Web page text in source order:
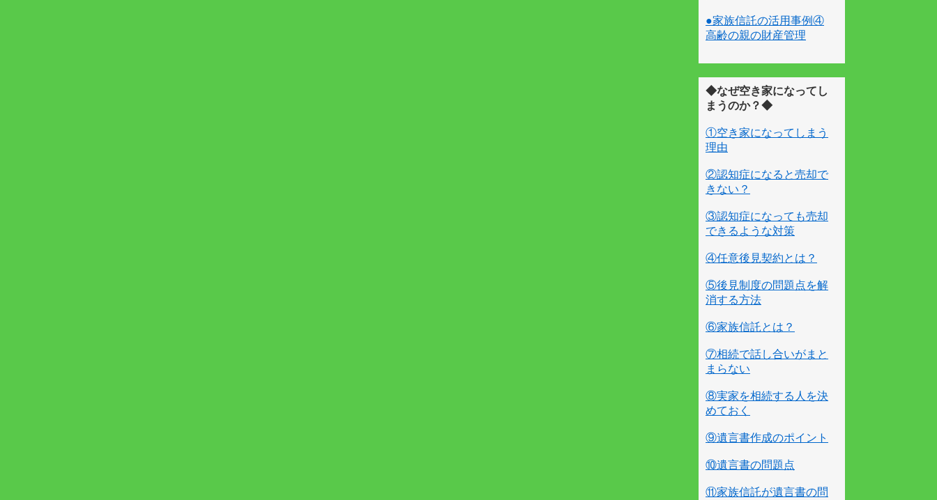
●家族信託の活用事例④
高齢の親の財産管理
◆なぜ空き家になってし
まうのか？◆
①空き家になってしまう
理由
②認知症になると売却で
きない？
③認知症になっても売却
できるような対策
④任意後見契約とは？
⑤後見制度の問題点を解
消する方法
⑥家族信託とは？
⑦相続で話し合いがまと
まらない
⑧実家を相続する人を決
めておく
⑨遺言書作成のポイント
⑩遺言書の問題点
⑪家族信託が遺言書の問